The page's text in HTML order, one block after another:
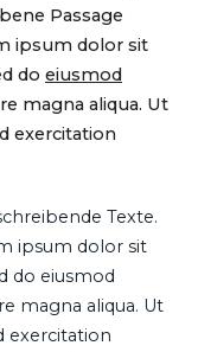
Passage
ipsum dolor sit
do eiusmod
magna aliqua. Ut
exercitation
Texte.
ipsum dolor sit
do eiusmod
magna aliqua. Ut
exercitation